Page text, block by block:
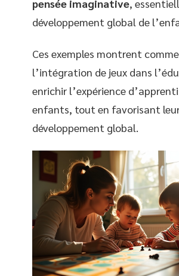
pensée imaginative,
développement global de
Ces exemples montrent
l’intégration de jeux dans
enrichir l’expérience
enfants, tout en favorisant
développement global.